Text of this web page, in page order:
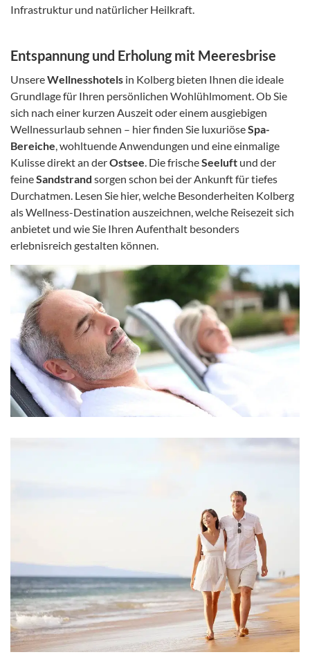
Infrastruktur und natürlicher Heilkraft.
Entspannung und Erholung mit Meeresbrise
UnsereWellnesshotels in Kolberg bieten Ihnen die ideale
Grundlage für Ihren persönlichen Wohlühlmoment. Ob Sie
sich nach einer kurzen Auszeit oder einem ausgiebigen
Wellnessurlaub sehnen – hier finden Sie luxuriöseSpa-
Bereiche, wohltuende Anwendungen und eine einmalige
Kulisse direkt an derOstsee. Die frischeSeeluft und der
feineSandstrand sorgen schon bei der Ankunft für tiefes
Durchatmen. Lesen Sie hier, welche Besonderheiten Kolberg
als Wellness-Destination auszeichnen, welche Reisezeit sich
anbietet und wie Sie Ihren Aufenthalt besonders
erlebnisreich gestalten können.​